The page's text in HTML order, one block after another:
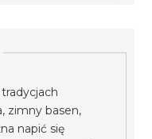
zimny basen,
napić się